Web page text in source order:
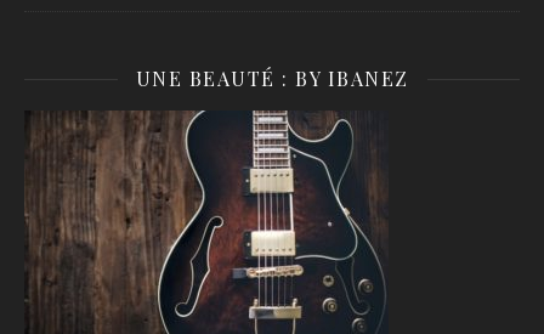
UNE BEAUTÉ : BY IBANEZ